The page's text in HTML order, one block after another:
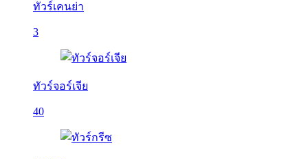
ทัวร์เคนย่า
3
ทัวร์จอร์เจีย
40